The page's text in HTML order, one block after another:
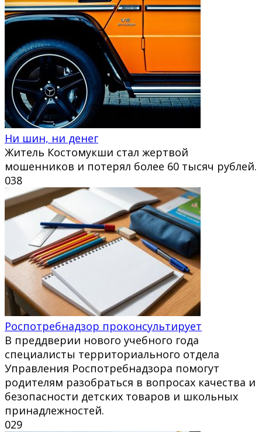
Ни шин, ни денег
Житель Костомукши стал жертвой
мошенников и потерял более 60 тысяч рублей.
038
Роспотребнадзор проконсультирует
В преддверии нового учебного года
специалисты территориального отдела
Управления Роспотребнадзора помогут
родителям разобраться в вопросах качества и
безопасности детских товаров и школьных
принадлежностей.
029